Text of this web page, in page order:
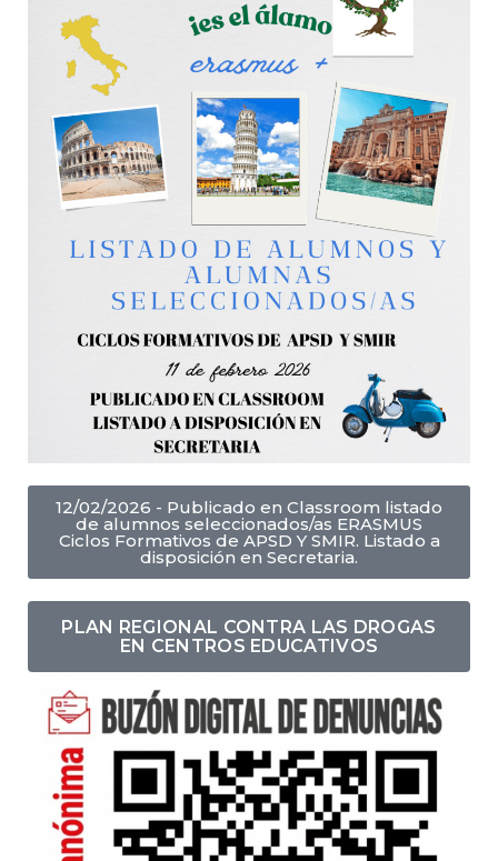
12/02/2026 - Publicado en Classroom listado
de alumnos seleccionados/as ERASMUS
Ciclos Formativos de APSD Y SMIR. Listado a
disposición en Secretaria.
PLAN REGIONAL CONTRA LAS DROGAS
EN CENTROS EDUCATIVOS